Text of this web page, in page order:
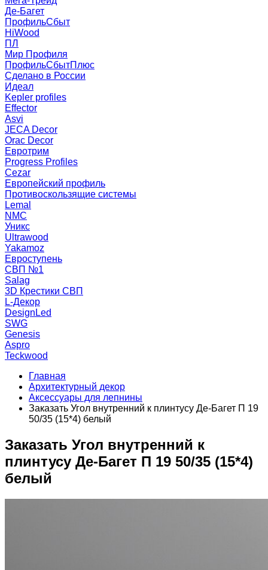
Де-Багет
ПрофильСбыт
HiWood
ПЛ
Мир Профиля
ПрофильСбытПлюс
Сделано в России
Идеал
Kepler profiles
Effector
Asvi
JECA Decor
Orac Decor
Евротрим
Progress Profiles
Cezar
Европейский профиль
Противоскользящие системы
Lemal
NMC
Уникс
Ultrawood
Yakamoz
Евроступень
СВП №1
Salag
3D Крестики СВП
L-Декор
DesignLed
SWG
Genesis
Aspro
Teckwood
Главная
Архитектурный декор
Аксессуары для лепнины
Заказать Угол внутренний к плинтусу Де-Багет П 19
50/35 (15*4) белый
Заказать Угол внутренний к
плинтусу Де-Багет П 19 50/35 (15*4)
белый